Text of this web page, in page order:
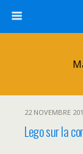
22 NOVEMBRE
Lego sur la